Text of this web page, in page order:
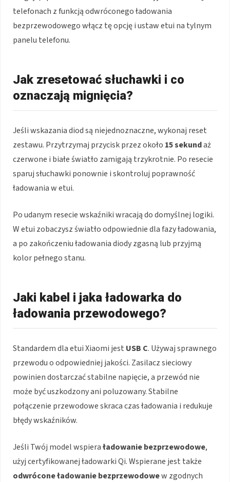
telefonach z funkcją odwróconego ładowania
bezprzewodowego włącz tę opcję i ustaw etui na tylnym
panelu telefonu.
Jak zresetować słuchawki i co
oznaczają mignięcia?
Jeśli wskazania diod są niejednoznaczne, wykonaj reset
zestawu. Przytrzymaj przycisk przez około 15 sekundaż
czerwone i białe światło zamigają trzykrotnie. Po resecie
sparuj słuchawki ponownie i skontroluj poprawność
ładowania w etui.
Po udanym resecie wskaźniki wracają do domyślnej logiki.
W etui zobaczysz światło odpowiednie dla fazy ładowania,
a po zakończeniu ładowania diody zgasną lub przyjmą
kolor pełnego stanu.
Jaki kabel i jaka ładowarka do
ładowania przewodowego?
Standardem dla etui Xiaomi jest USB C. Używaj sprawnego
przewodu o odpowiedniej jakości. Zasilacz sieciowy
powinien dostarczać stabilne napięcie, a przewód nie
może być uszkodzony ani poluzowany. Stabilne
połączenie przewodowe skraca czas ładowania i redukuje
błędy wskaźników.
Jeśli Twój model wspieraładowanie bezprzewodowe,
użyj certyfikowanej ładowarki Qi. Wspierane jest także
odwrócone ładowanie bezprzewodowew zgodnych